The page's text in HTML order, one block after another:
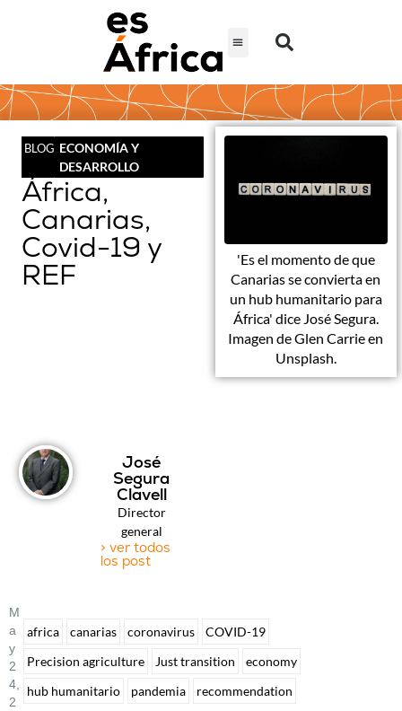
BLOG ECONOMÍA Y
DESARROLLO
África,
Canarias,
Covid-19 y
REF
'Es el momento de que
Canarias se convierta en
un hub humanitario para
África' dice José Segura.
Imagen de Glen Carrie en
Unsplash.
José
Segura
Clavell
Director
general
> ver todos
los post
M
A
Y
2
4,
2
africa canarias coronavirus
COVID-19
Precision agriculture
Just transition
economy
hub humanitario
pandemia recommendation